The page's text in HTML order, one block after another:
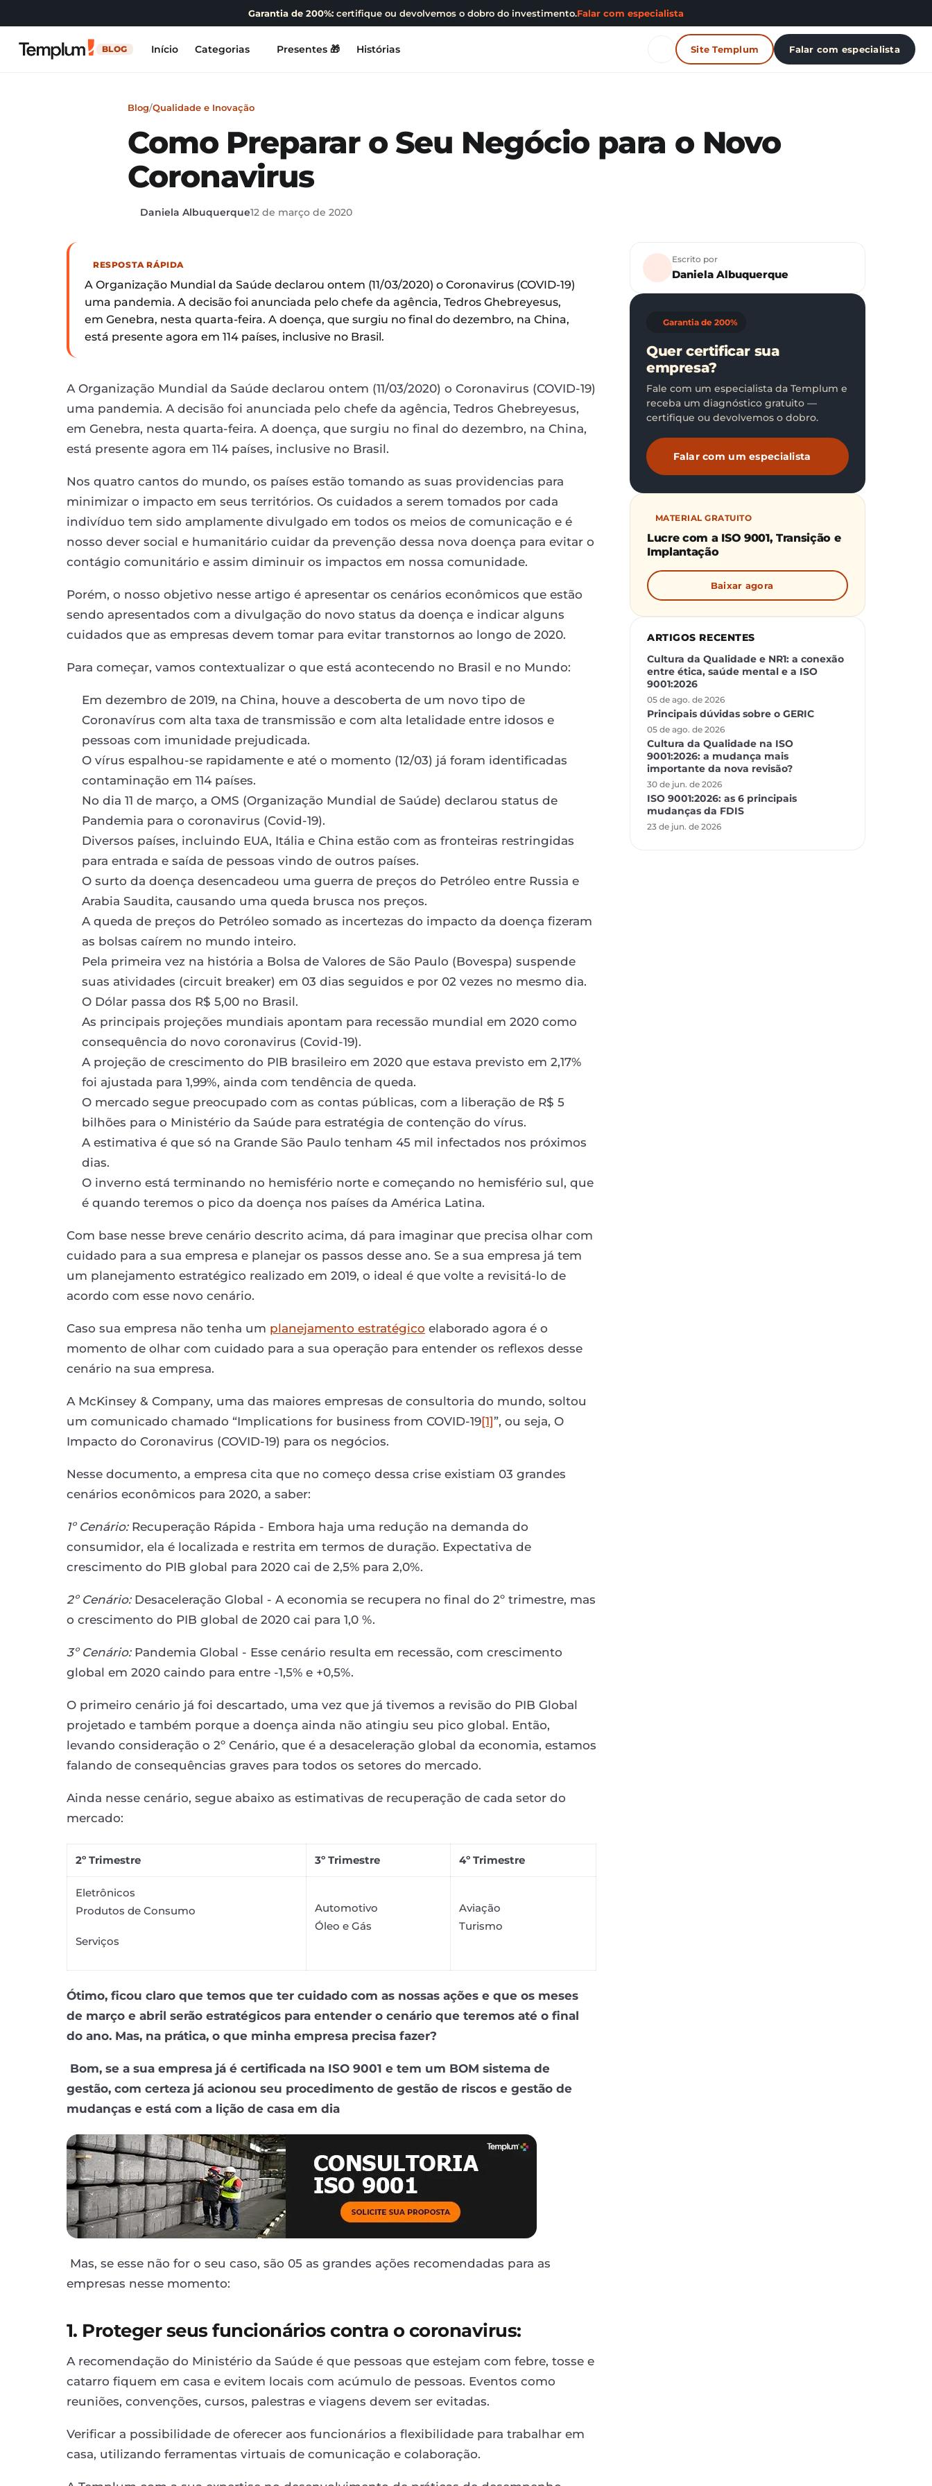
Garantia de 200%: certifique ou devolvemos o dobro do investimento.Falar com especialista
BLOG Início Categorias Presentes 🎁 Histórias Site Templum Falar com especialista
Blog/Qualidade e Inovação
Como Preparar o Seu Negócio para o Novo
Coronavirus
Daniela Albuquerque12 de março de 2020
RESPOSTA RÁPIDA
A Organização Mundial da Saúde declarou ontem (11/03/2020) o Coronavirus (COVID-19)
uma pandemia. A decisão foi anunciada pelo chefe da agência, Tedros Ghebreyesus,
em Genebra, nesta quarta-feira. A doença, que surgiu no final do dezembro, na China,
está presente agora em 114 países, inclusive no Brasil.
A Organização Mundial da Saúde declarou ontem (11/03/2020) o Coronavirus (COVID-19)
uma pandemia. A decisão foi anunciada pelo chefe da agência, Tedros Ghebreyesus,
em Genebra, nesta quarta-feira. A doença, que surgiu no final do dezembro, na China,
está presente agora em 114 países, inclusive no Brasil.
Nos quatro cantos do mundo, os países estão tomando as suas providencias para
minimizar o impacto em seus territórios. Os cuidados a serem tomados por cada
indivíduo tem sido amplamente divulgado em todos os meios de comunicação e é
nosso dever social e humanitário cuidar da prevenção dessa nova doença para evitar o
contágio comunitário e assim diminuir os impactos em nossa comunidade.
Porém, o nosso objetivo nesse artigo é apresentar os cenários econômicos que estão
sendo apresentados com a divulgação do novo status da doença e indicar alguns
cuidados que as empresas devem tomar para evitar transtornos ao longo de 2020.
Para começar, vamos contextualizar o que está acontecendo no Brasil e no Mundo:
Em dezembro de 2019, na China, houve a descoberta de um novo tipo de
Coronavírus com alta taxa de transmissão e com alta letalidade entre idosos e
pessoas com imunidade prejudicada.
O vírus espalhou-se rapidamente e até o momento (12/03) já foram identificadas
contaminação em 114 países.
No dia 11 de março, a OMS (Organização Mundial de Saúde) declarou status de
Pandemia para o coronavirus (Covid-19).
Diversos países, incluindo EUA, Itália e China estão com as fronteiras restringidas
para entrada e saída de pessoas vindo de outros países.
O surto da doença desencadeou uma guerra de preços do Petróleo entre Russia e
Arabia Saudita, causando uma queda brusca nos preços.
A queda de preços do Petróleo somado as incertezas do impacto da doença fizeram
as bolsas caírem no mundo inteiro.
Pela primeira vez na história a Bolsa de Valores de São Paulo (Bovespa) suspende
suas atividades (circuit breaker) em 03 dias seguidos e por 02 vezes no mesmo dia.
O Dólar passa dos R$ 5,00 no Brasil.
As principais projeções mundiais apontam para recessão mundial em 2020 como
consequência do novo coronavirus (Covid-19).
A projeção de crescimento do PIB brasileiro em 2020 que estava previsto em 2,17%
foi ajustada para 1,99%, ainda com tendência de queda.
O mercado segue preocupado com as contas públicas, com a liberação de R$ 5
bilhões para o Ministério da Saúde para estratégia de contenção do vírus.
A estimativa é que só na Grande São Paulo tenham 45 mil infectados nos próximos
dias.
O inverno está terminando no hemisfério norte e começando no hemisfério sul, que
é quando teremos o pico da doença nos países da América Latina.
Com base nesse breve cenário descrito acima, dá para imaginar que precisa olhar com
cuidado para a sua empresa e planejar os passos desse ano. Se a sua empresa já tem
um planejamento estratégico realizado em 2019, o ideal é que volte a revisitá-lo de
acordo com esse novo cenário.
Caso sua empresa não tenha um planejamento estratégico elaborado agora é o
momento de olhar com cuidado para a sua operação para entender os reflexos desse
cenário na sua empresa.
A McKinsey & Company, uma das maiores empresas de consultoria do mundo, soltou
um comunicado chamado “Implications for business from COVID-19[1]”, ou seja, O
Impacto do Coronavirus (COVID-19) para os negócios.
Nesse documento, a empresa cita que no começo dessa crise existiam 03 grandes
cenários econômicos para 2020, a saber:
1º Cenário:Recuperação Rápida - Embora haja uma redução na demanda do
consumidor, ela é localizada e restrita em termos de duração. Expectativa de
crescimento do PIB global para 2020 cai de 2,5% para 2,0%.
2º Cenário:Desaceleração Global - A economia se recupera no final do 2º trimestre, mas
o crescimento do PIB global de 2020 cai para 1,0 %.
3º Cenário:Pandemia Global - Esse cenário resulta em recessão, com crescimento
global em 2020 caindo para entre -1,5% e +0,5%.
O primeiro cenário já foi descartado, uma vez que já tivemos a revisão do PIB Global
projetado e também porque a doença ainda não atingiu seu pico global. Então,
levando consideração o 2º Cenário, que é a desaceleração global da economia, estamos
falando de consequências graves para todos os setores do mercado.
Ainda nesse cenário, segue abaixo as estimativas de recuperação de cada setor do
mercado:
2º Trimestre 3º Trimestre 4º Trimestre
Eletrônicos
Produtos de Consumo
Serviços
Automotivo
Óleo e Gás
Aviação
Turismo
Ótimo, ficou claro que temos que ter cuidado com as nossas ações e que os meses
de março e abril serão estratégicos para entender o cenário que teremos até o final
do ano. Mas, na prática, o que minha empresa precisa fazer?
Bom, se a sua empresa já é certificada na ISO 9001 e tem um BOM sistema de
gestão, com certeza já acionou seu procedimento de gestão de riscos e gestão de
mudanças e está com a lição de casa em dia
Mas, se esse não for o seu caso, são 05 as grandes ações recomendadas para as
empresas nesse momento:
1. Proteger seus funcionários contra o coronavirus:
A recomendação do Ministério da Saúde é que pessoas que estejam com febre, tosse e
catarro fiquem em casa e evitem locais com acúmulo de pessoas. Eventos como
reuniões, convenções, cursos, palestras e viagens devem ser evitadas.
Verificar a possibilidade de oferecer aos funcionários a flexibilidade para trabalhar em
casa, utilizando ferramentas virtuais de comunicação e colaboração.
Escrito por
Daniela Albuquerque
Garantia de 200%
Quer certificar sua
empresa?
Fale com um especialista da Templum e
receba um diagnóstico gratuito —
certifique ou devolvemos o dobro.
Falar com um especialista
MATERIAL GRATUITO
Lucre com a ISO 9001, Transição e
Implantação
Baixar agora
ARTIGOS RECENTES
Cultura da Qualidade e NR1: a conexão
entre ética, saúde mental e a ISO
9001:2026
05 de ago. de 2026
Principais dúvidas sobre o GERIC
05 de ago. de 2026
Cultura da Qualidade na ISO
9001:2026: a mudança mais
importante da nova revisão?
30 de jun. de 2026
ISO 9001:2026: as 6 principais
mudanças da FDIS
23 de jun. de 2026